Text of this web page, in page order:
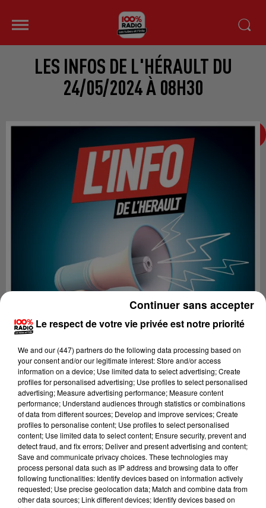
LES INFOS DE L'HÉRAULT DU
24/05/2024 À 08H30
Lecture (4 min 11 sec)
100%
Le respect de votre vie privée est notre priorité
We and our (447) partnersdo the following data processing based on
your consent and/or our legitimate interest: Store and/or access
information on a device; Use limited data to select advertising; Create
profiles for personalised advertising; Use profiles to select personalised
advertising; Measure advertising performance; Measure content
performance; Understand audiences through statistics or combinations
of data from different sources; Develop and improve services; Create
profiles to personalise content; Use profiles to select personalised
content; Use limited data to select content; Ensure security, prevent and
detect fraud, and fix errors; Deliver and present advertising and content;
Save and communicate privacy choices. These technologies may
process personal data such as IP address and browsing data to offer
following functionalities: Identify devices based on information actively
requested; Use precise geolocation data; Match and combine data from
other data sources; Link different devices; Identify devices based on
Continuer sans accepter